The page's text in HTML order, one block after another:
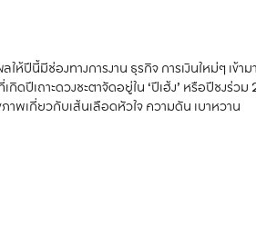
ห้ปีนี้มีช่องทางการงาน ธุรกิจ การเงินใหม่ๆ เข้
ปีเถาะดวงชะตาจัดอยู่ใน ‘ปีเฮ้ง’ หรือปีชงร่ว
าพเกี่ยวกับเส้นเลือดหัวใจ ความดัน เบาหวาน